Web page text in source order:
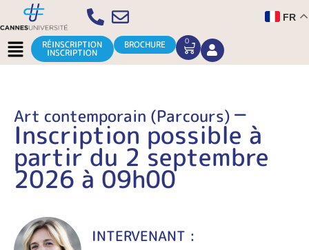
Aller
au
contenu
FR
Menu RÉINSCRIPTION
INSCRIPTION
BROCHURE 0
CART
Art contemporain (Parcours) –
Inscription possible à
partir du 2 septembre
2026 à 09h00
INTERVENANT :